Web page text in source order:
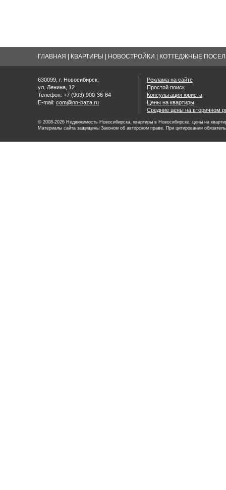
ГЛАВНАЯ КВАРТИРЫ НОВОСТРОЙКИ КОТТЕДЖНЫЕ
630099, г. Новосибирск,
ул. Ленина, 12
Телефон: +7 (903) 900-36-84
E-mail: com@nn-baza.ru
Реклама на сайте
Простой поиск
Консультация юриста
Цены на квартиры
Средние цены на вторичном
© 2008-2026 Недвижимость Новосибирска, квартиры в Новосибирске, цены на
Материалы сайта защищены Законом об авторском праве. При цитировании